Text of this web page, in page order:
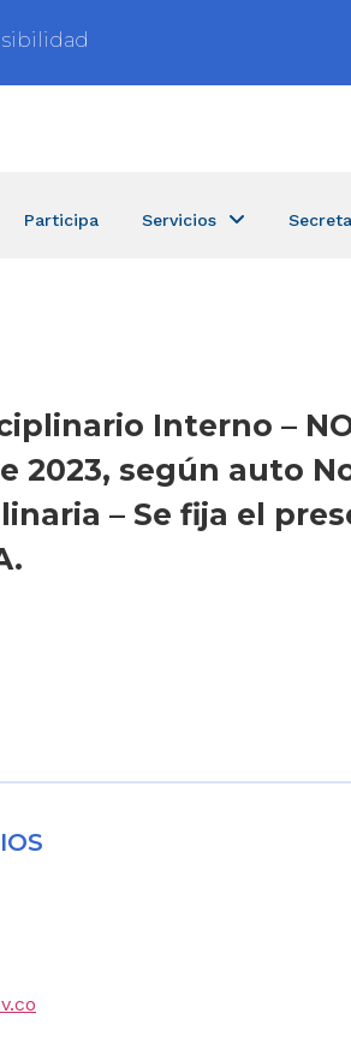
Participa Servicios
Interno –
2023, según auto
– Se fija el